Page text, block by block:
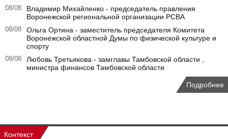
08/08
Владимир Михайленко - председатель правления
Воронежской региональной организации РСВА
08/08
Ольга Ортина - заместитель председателя Комитета
Воронежской областной Думы по физической культуре и
спорту
08/08
Любовь Третьякова - замглавы Тамбовской области ,
министра финансов Тамбовской области
Подробнее
Контекст